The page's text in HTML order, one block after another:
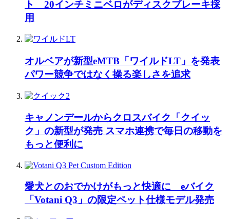
ト 20インチミニベロがディスクブレーキ採
用
オルベアが新型eMTB「ワイルドLT」を発表
パワー競争ではなく操る楽しさを追求
キャノンデールからクロスバイク「クイッ
ク」の新型が発売 スマホ連携で毎日の移動を
もっと便利に
愛犬とのおでかけがもっと快適に eバイク
「Votani Q3」の限定ペット仕様モデル発売